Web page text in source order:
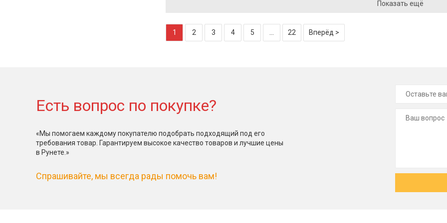
Показать ещё
1 2 3 4 5 22 Вперёд >
Есть вопрос по покупке?
«Мы помогаем каждому покупателю подобрать подходящий под его
требования товар. Гарантируем высокое качество товаров и лучшие цены
в Рунете.»
Спрашивайте, мы всегда рады помочь вам!